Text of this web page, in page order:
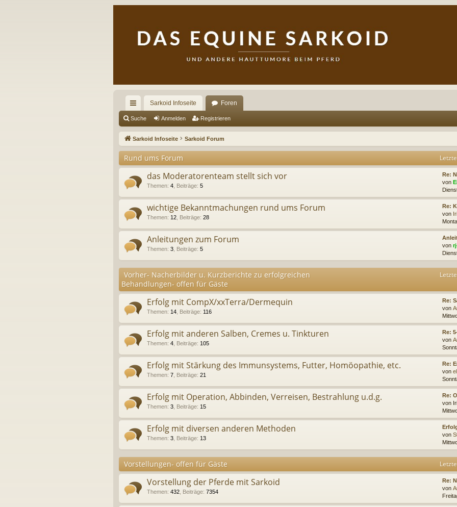
ch
ne
ug
riff
Sarkoid Infoseite Foren
Suche Anmelden Registrieren
Sarkoid Infoseite Sarkoid Forum
Rund ums Forum
das Moderatorenteam stellt sich vor
Themen: 4 Beiträge: 5
Re:
von
wichtige Bekanntmachungen rund ums Forum
Themen: 12 Beiträge: 28
Re:
von
Anleitungen zum Forum
Themen: 3 Beiträge: 5
von
Vorher- Nacherbilder u. Kurzberichte zu erfolgreichen
Behandlungen- offen für Gäste
Erfolg mit CompX/xxTerra/Dermequin
Themen: 14 Beiträge: 116
Re:
von
Erfolg mit anderen Salben, Cremes u. Tinkturen
Themen: 4 Beiträge: 105
Re:
von
Erfolg mit Stärkung des Immunsystems, Futter, Homöopathie, etc.
Themen: 7 Beiträge: 21
Re:
von
Erfolg mit Operation, Abbinden, Verreisen, Bestrahlung u.d.g.
Themen: 3 Beiträge: 15
Re:
von
Erfolg mit diversen anderen Methoden
Themen: 3 Beiträge: 13
von
Vorstellungen- offen für Gäste
Vorstellung der Pferde mit Sarkoid
Themen: 432 Beiträge: 7354
Re:
von